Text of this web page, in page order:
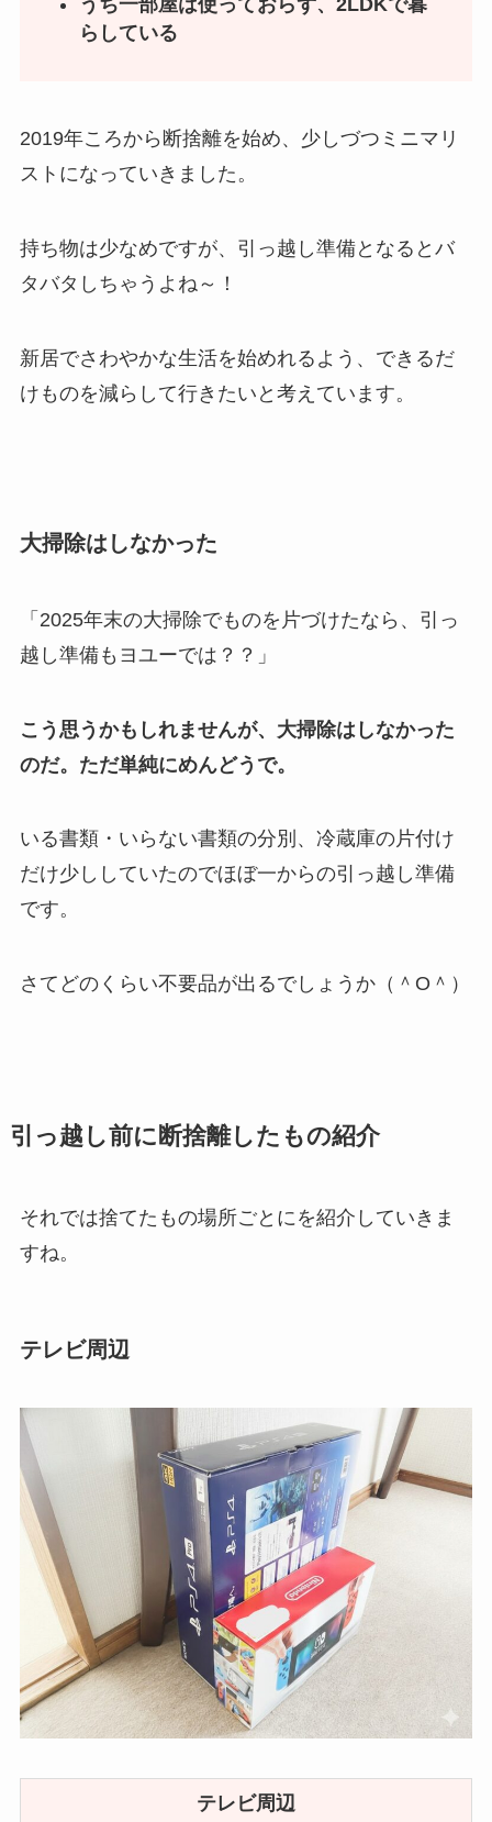
らしている
2019年ころから断捨離を始め、少しづつミニマリ
ストになっていきました。
持ち物は少なめですが、引っ越し準備となるとバ
タバタしちゃうよね～！
新居でさわやかな生活を始めれるよう、できるだ
けものを減らして行きたいと考えています。
大掃除はしなかった
「2025年末の大掃除でものを片づけたなら、引っ
越し準備もヨユーでは？？」
こう思うかもしれませんが、大掃除はしなかった
のだ。ただ単純にめんどうで。
いる書類・いらない書類の分別、冷蔵庫の片付け
だけ少ししていたのでほぼ一からの引っ越し準備
です。
さてどのくらい不要品が出るでしょうか（＾O＾）
引っ越し前に断捨離したもの紹介
それでは捨てたもの場所ごとにを紹介していきま
すね。
テレビ周辺
テレビ周辺